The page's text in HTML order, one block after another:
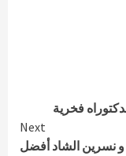
فخرية
Next
و نسرين الشاد أفضل